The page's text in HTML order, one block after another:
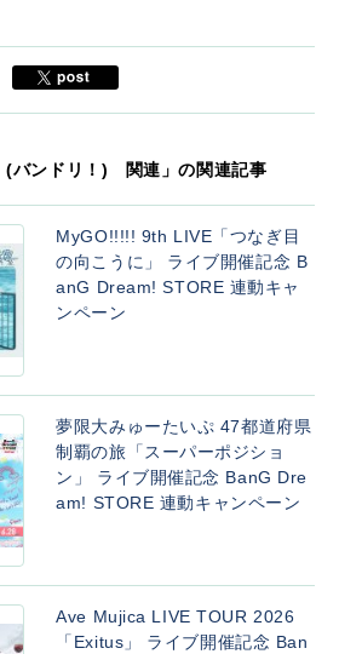
(バンドリ！) 関連」の関連記事
MyGO!!!!! 9th LIVE「つなぎ目
の向こうに」 ライブ開催記念 B
anG Dream! STORE 連動キャ
ンペーン
夢限大みゅーたいぷ 47都道府県
制覇の旅「スーパーポジショ
ン」 ライブ開催記念 BanG Dre
am! STORE 連動キャンペーン
Ave Mujica LIVE TOUR 2026
「Exitus」 ライブ開催記念 Ban